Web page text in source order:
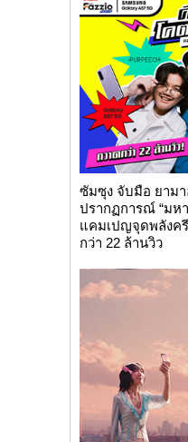
ซัมซุง จับมือ ยามา
ปรากฏการณ์ “มห
แคมเปญจุดพลังครี
กว่า 22 ล้านวิว